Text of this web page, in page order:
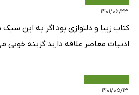
۱۴۰۱/۰۶/۲۳
کتاب زیبا و دلنوازی بود اگر به این
ادبیات معاصر علاقه دارید گزینه خوبی
۱۴۰۱/۰۵/۱۳